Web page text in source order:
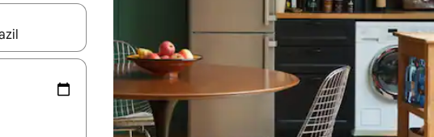
ve aşağı oklarıyla gezinin veya dokunarak ya da kaydırma hareketleriyle